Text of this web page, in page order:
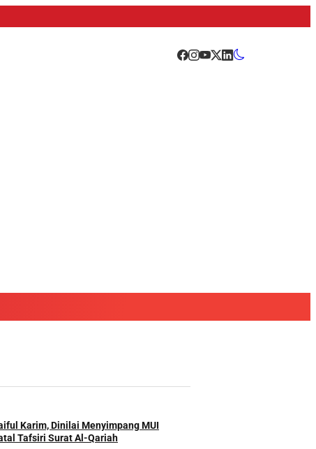
Karim, Dinilai Menyimpang MUI
Tafsiri Surat Al-Qariah